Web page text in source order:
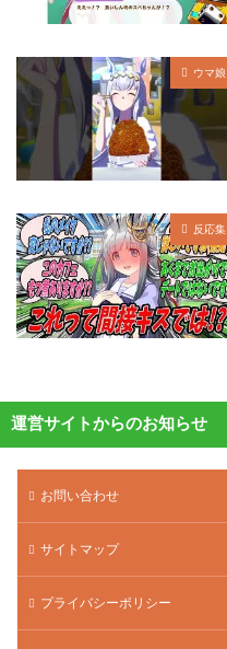
ウマ娘
反応集
運営サイトからのお知らせ
お問い合わせ
サイトマップ
プライバシーポリシー